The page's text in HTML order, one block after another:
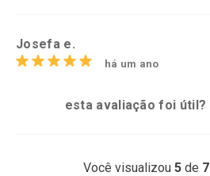
Josefa e.
há um ano
esta avaliação foi útil?
Você visualizou 5 de 7